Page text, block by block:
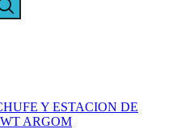
Y ESTACION DE
ARGOM